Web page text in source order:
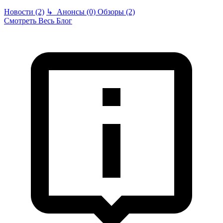
Новости (2) ↳ Анонсы (0) Обзоры (2)
Смотреть Весь Блог